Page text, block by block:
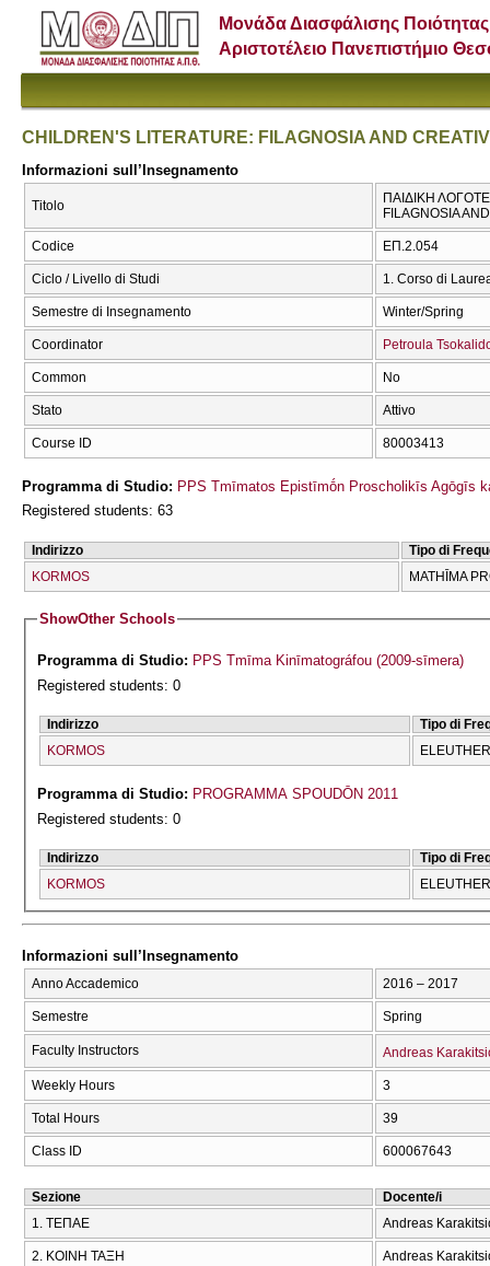
Μονάδα Διασφάλισης Ποιότητας
Αριστοτέλειο Πανεπιστήμιο
CHILDREN'S LITERATURE: FILAGNOSIA AND
Informazioni sull’Insegnamento
Titolo
ΠΑΙΔΙΚΗ
FILAGNOSIA
Codice ΕΠ.2.054
Ciclo / Livello di Studi 1. Corso di
Semestre di Insegnamento Winter/Spring
Coordinator Petroula
Common No
Stato Attivo
Course ID 80003413
Programma di Studio: PPS Tmīmatos Epistīmṓn Proscholikīs Agōgīs
Registered students: 63
Indirizzo
Tipo di
KORMOS
MATHĪMA
ShowOther Schools
Programma di Studio: PPS Tmīma Kinīmatográfou (2009-sīmera)
Registered students: 0
Indirizzo
Tipo di
KORMOS
Programma di Studio: PROGRAMMA SPOUDŌN 2011
Registered students: 0
Indirizzo
Tipo di
KORMOS
Informazioni sull’Insegnamento
Anno Accademico 2016 – 2017
Semestre Spring
Faculty Instructors Andreas
Weekly Hours 3
Total Hours 39
Class ID 600067643
Sezione
Docente/i
1. ΤΕΠΑΕ
Andreas
2. ΚΟΙΝΗ ΤΑΞΗ Andreas